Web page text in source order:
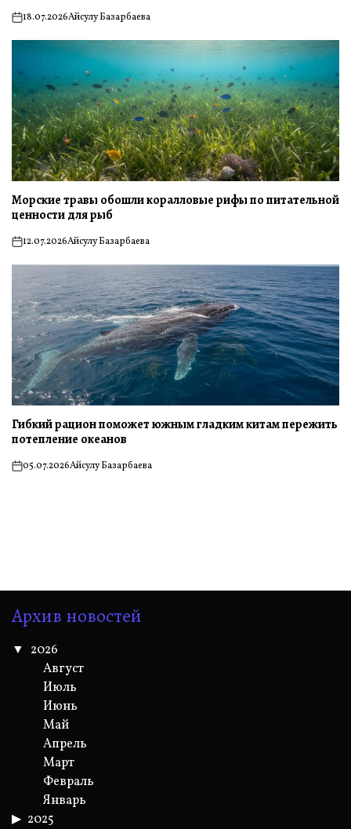
on18.07.2026Айсулу Базарбаева
Морские травы обошли коралловые рифы по питательной
ценности для рыб
on12.07.2026Айсулу Базарбаева
Гибкий рацион поможет южным гладким китам пережить
потепление океанов
on05.07.2026Айсулу Базарбаева
Архив новостей
2026
Август
Июль
Июнь
Май
Апрель
Март
Февраль
Январь
2025